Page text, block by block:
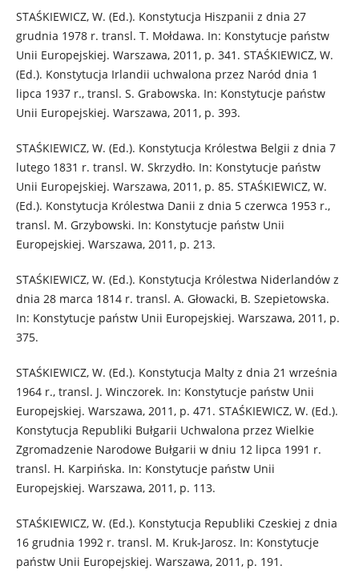
STAŚKIEWICZ, W. (Ed.). Konstytucja Hiszpanii z dnia 27
grudnia 1978 r. transl. T. Mołdawa. In: Konstytucje państw
Unii Europejskiej. Warszawa, 2011, p. 341. STAŚKIEWICZ, W.
(Ed.). Konstytucja Irlandii uchwalona przez Naród dnia 1
lipca 1937 r., transl. S. Grabowska. In: Konstytucje państw
Unii Europejskiej. Warszawa, 2011, p. 393.
STAŚKIEWICZ, W. (Ed.). Konstytucja Królestwa Belgii z dnia 7
lutego 1831 r. transl. W. Skrzydło. In: Konstytucje państw
Unii Europejskiej. Warszawa, 2011, p. 85. STAŚKIEWICZ, W.
(Ed.). Konstytucja Królestwa Danii z dnia 5 czerwca 1953 r.,
transl. M. Grzybowski. In: Konstytucje państw Unii
Europejskiej. Warszawa, 2011, p. 213.
STAŚKIEWICZ, W. (Ed.). Konstytucja Królestwa Niderlandów z
dnia 28 marca 1814 r. transl. A. Głowacki, B. Szepietowska.
In: Konstytucje państw Unii Europejskiej. Warszawa, 2011, p.
375.
STAŚKIEWICZ, W. (Ed.). Konstytucja Malty z dnia 21 września
1964 r., transl. J. Winczorek. In: Konstytucje państw Unii
Europejskiej. Warszawa, 2011, p. 471. STAŚKIEWICZ, W. (Ed.).
Konstytucja Republiki Bułgarii Uchwalona przez Wielkie
Zgromadzenie Narodowe Bułgarii w dniu 12 lipca 1991 r.
transl. H. Karpińska. In: Konstytucje państw Unii
Europejskiej. Warszawa, 2011, p. 113.
STAŚKIEWICZ, W. (Ed.). Konstytucja Republiki Czeskiej z dnia
16 grudnia 1992 r. transl. M. Kruk-Jarosz. In: Konstytucje
państw Unii Europejskiej. Warszawa, 2011, p. 191.